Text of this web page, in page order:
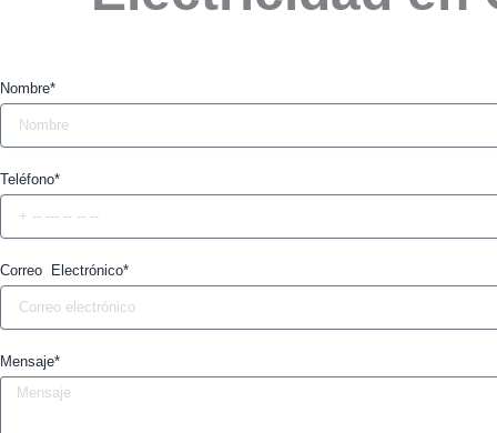
Nombre*
Teléfono*
Correo Electrónico*
Mensaje*